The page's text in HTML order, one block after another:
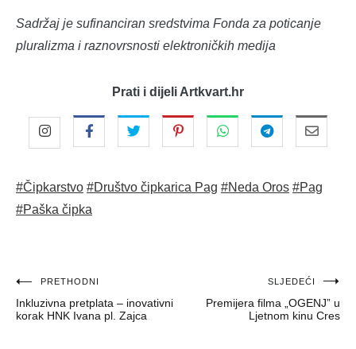
Sadržaj je sufinanciran sredstvima Fonda za poticanje
pluralizma i raznovrsnosti elektroničkih medija
Prati i dijeli Artkvart.hr
#Čipkarstvo #Društvo čipkarica Pag #Neda Oros #Pag
#Paška čipka
Navigacija
objava
PRETHODNI
Inkluzivna pretplata – inovativni
korak HNK Ivana pl. Zajca
SLJEDEĆI
Premijera filma „OGENJ” u
Ljetnom kinu Cres